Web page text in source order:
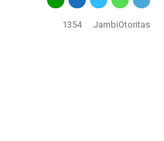
1354 JambiOtoritas